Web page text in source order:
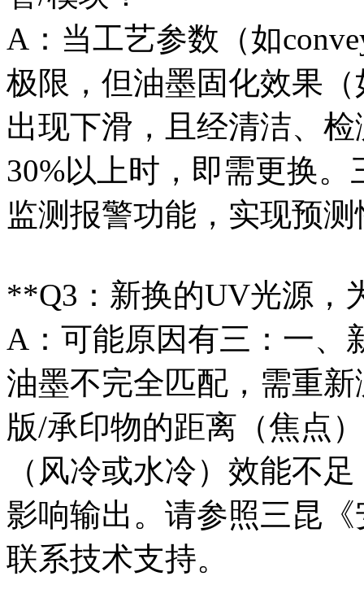
A：当工艺参数（如
极限，但油墨固化效果
出现下滑，且经清洁、
30%以上时，即需更换
监测报警功能，实现预
**Q3：新换的UV光源，
A：可能原因有三：一、
油墨不完全匹配，需重
版/承印物的距离（焦点
（风冷或水冷）效能不
影响输出。请参照三昆
联系技术支持。